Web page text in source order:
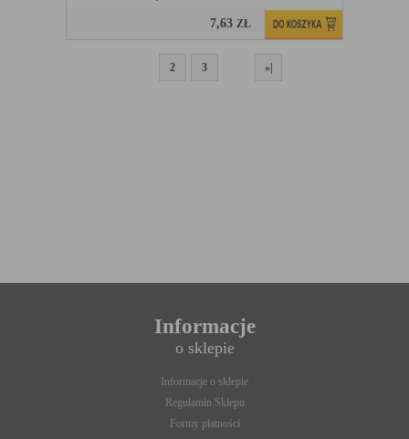
7,63 ZŁ
2 3 »|
Informacje
o sklepie
Informacje o sklepie
Regulamin Sklepu
Formy płatności